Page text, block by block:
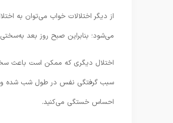
می‌شود؛ بنابراین صبح روز بعد
سبب گرفتگی نفس در طول شب شده و
احساس خستگی می‌کنید.